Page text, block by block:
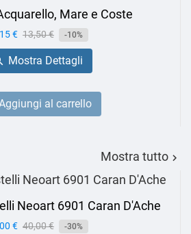
Mare e Coste
€ Prezzo
base
13,50 € -10%
Mostra Dettagli
al carrello
Mostra tutto 
Neoart 6901 Caran D'Ache
€ Prezzo
40,00 € -30%